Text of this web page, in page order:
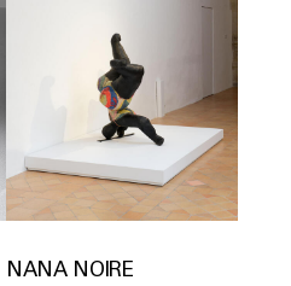
NANA NOIRE